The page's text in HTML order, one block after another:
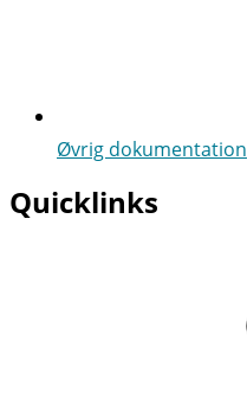
Øvrig dokumentation
Quicklinks